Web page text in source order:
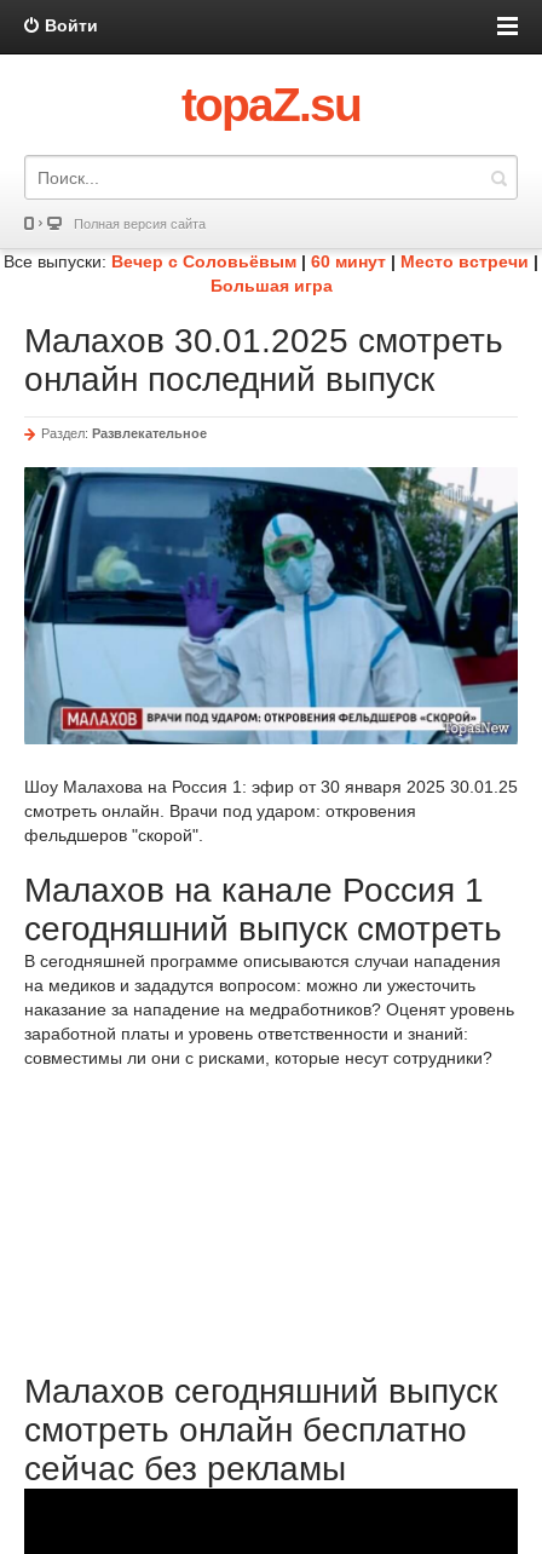
Войти
topaZ.su
Полная версия сайта
Все выпуски: Вечер с Соловьёвым | 60 минут | Место встречи |
Большая игра
Малахов 30.01.2025 смотреть
онлайн последний выпуск
Раздел: Развлекательное
Шоу Малахова на Россия 1: эфир от 30 января 2025 30.01.25
смотреть онлайн. Врачи под ударом: откровения
фельдшеров "скорой".
Малахов на канале Россия 1
сегодняшний выпуск смотреть
В сегодняшней программе описываются случаи нападения
на медиков и зададутся вопросом: можно ли ужесточить
наказание за нападение на медработников? Оценят уровень
заработной платы и уровень ответственности и знаний:
совместимы ли они с рисками, которые несут сотрудники?
Малахов сегодняшний выпуск
смотреть онлайн бесплатно
сейчас без рекламы